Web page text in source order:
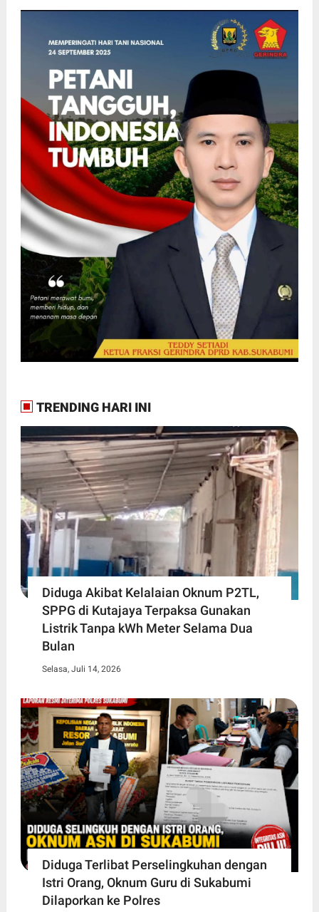
TRENDING HARI INI
Diduga Akibat Kelalaian Oknum P2TL,
SPPG di Kutajaya Terpaksa Gunakan
Listrik Tanpa kWh Meter Selama Dua
Bulan
Selasa, Juli 14, 2026
Diduga Terlibat Perselingkuhan dengan
Istri Orang, Oknum Guru di Sukabumi
Dilaporkan ke Polres